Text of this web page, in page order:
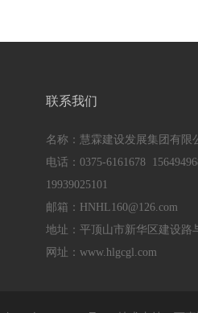
联系我们
名称：慧霖建设发展集团有限
电话：0375-6161678
19939025101
邮箱： HNHL160@126.com
地址：平顶山市新华区建设路
网址： www.hlgcgl.com